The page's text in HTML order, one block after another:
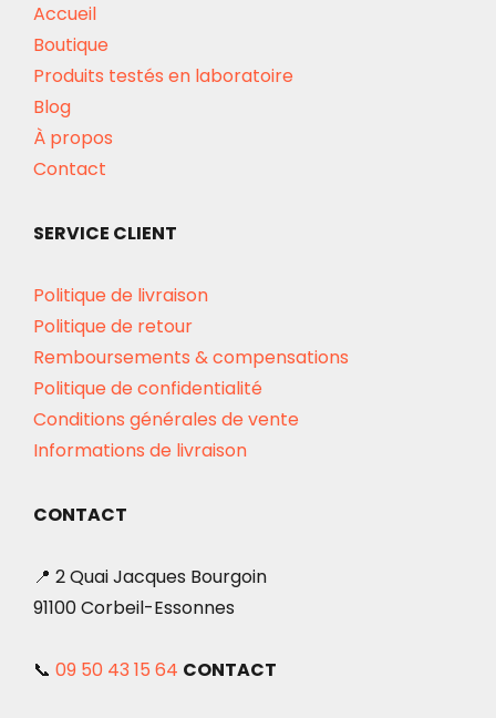
Accueil
Boutique
Produits testés en laboratoire
Blog
À propos
Contact
SERVICE CLIENT
Politique de livraison
Politique de retour
Remboursements & compensations
Politique de confidentialité
Conditions générales de vente
Informations de livraison
CONTACT
📍 2 Quai Jacques Bourgoin
91100 Corbeil-Essonnes
📞 09 50 43 15 64 CONTACT